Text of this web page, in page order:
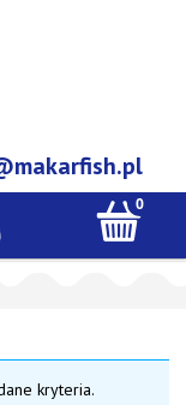
kryteria.